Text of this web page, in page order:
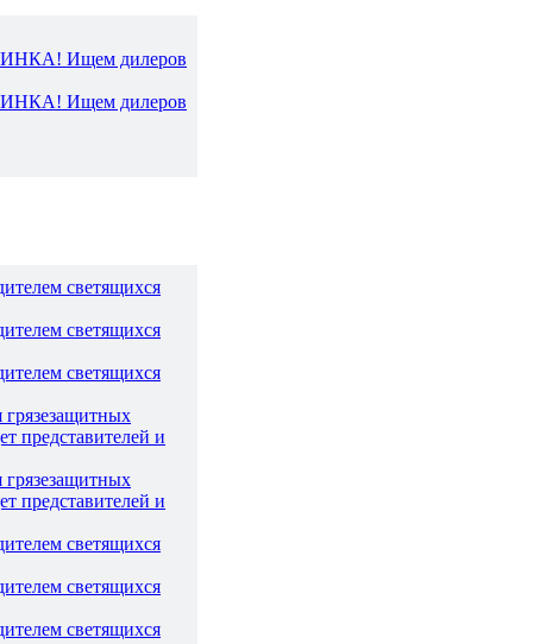
Ищем дилеров
Ищем дилеров
светящихся
светящихся
светящихся
грязезащитных
представителей и
грязезащитных
представителей и
светящихся
светящихся
светящихся